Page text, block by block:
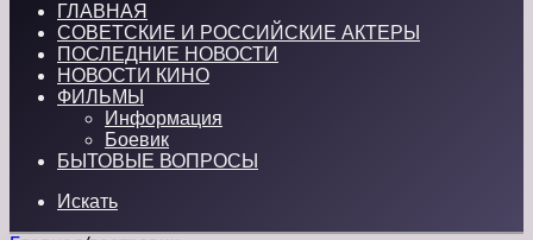
ГЛАВНАЯ
СОВЕТСКИЕ И РОССИЙСКИЕ АКТЕРЫ
ПОСЛЕДНИЕ НОВОСТИ
НОВОСТИ КИНО
ФИЛЬМЫ
Информация
Боевик
БЫТОВЫЕ ВОПРОСЫ
Искать